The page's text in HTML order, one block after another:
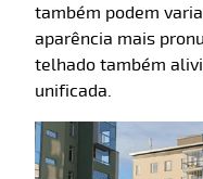
também podem
aparência mais
telhado também
unificada.